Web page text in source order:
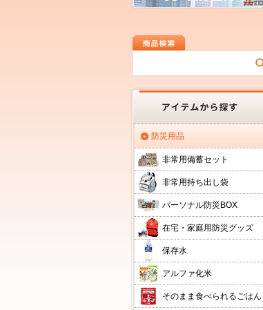
防災用品
非常用備蓄セット
非常用持ち出し袋
パーソナル防災BOX
在宅・家庭用防災グッズ
保存水
アルファ化米
そのまま食べられるごはん